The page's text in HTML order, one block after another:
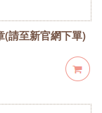
(請至新官網下單)